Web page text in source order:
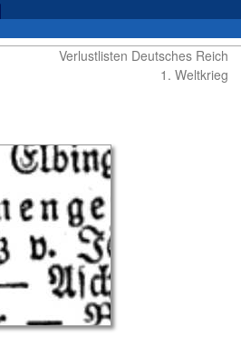
Verlustlisten Deutsches Reich
1. Weltkrieg